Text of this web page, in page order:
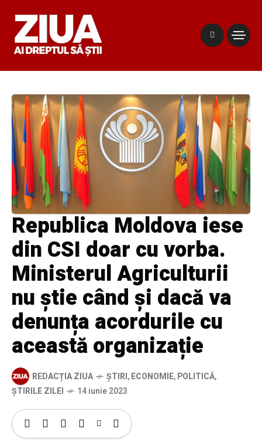
Republica Moldova iese
din CSI doar cu vorba.
Ministerul Agriculturii
nu știe când și dacă va
denunța acordurile cu
această organizație
REDACȚIA ZIUA ȘTIRI,ECONOMIE,POLITICĂ,
ȘTIRILE ZILEI
14 iunie 2023